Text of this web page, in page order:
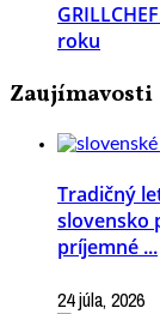
roku
Zaujímavosti
Tradičný
slovensko
príjemné ...
24 júla, 2026